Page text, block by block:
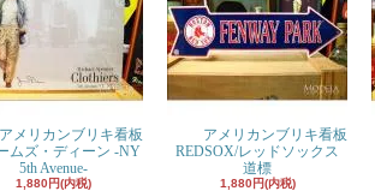
アメリカンブリキ看板
ムズ・ディーン -NY
5th Avenue-
1,880円(内税)
アメリカンブリキ看板
REDSOX/レッドソックス
道標
1,880円(内税)